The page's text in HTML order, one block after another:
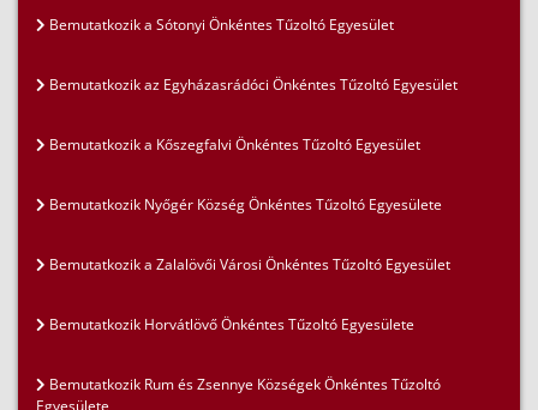
Bemutatkozik a Sótonyi Önkéntes Tűzoltó Egyesület
Bemutatkozik az Egyházasrádóci Önkéntes Tűzoltó Egyesület
Bemutatkozik a Kőszegfalvi Önkéntes Tűzoltó Egyesület
Bemutatkozik Nyőgér Község Önkéntes Tűzoltó Egyesülete
Bemutatkozik a Zalalövői Városi Önkéntes Tűzoltó Egyesület
Bemutatkozik Horvátlövő Önkéntes Tűzoltó Egyesülete
Bemutatkozik Rum és Zsennye Községek Önkéntes Tűzoltó
Egyesülete